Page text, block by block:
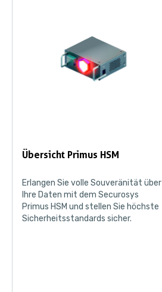
Übersicht Primus HSM
Erlangen Sie volle Souveränität über
Ihre Daten mit dem Securosys
Primus HSM und stellen Sie höchste
Sicherheitsstandards sicher.